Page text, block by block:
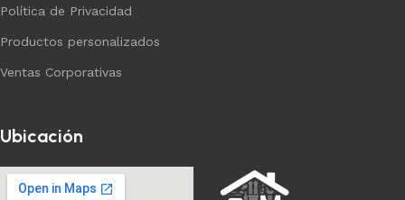
Política de Privacidad
Productos personalizados
Ventas Corporativas
Ubicación